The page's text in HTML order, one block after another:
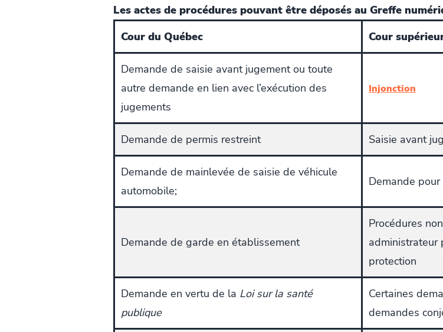
Les actes de procédures pouvant être déposés au Greffe
Cour du Québec
Cour
Demande de saisie avant jugement ou toute
autre demande en lien avec l’exécution des
jugements
Injonction
Demande de permis restreint Saisie avant
Demande de mainlevée de saisie de véhicule
automobile;
Demande
Demande de garde en établissement
Procédures
administrateur
protection
Demande en vertu de la Loi sur la santé
publique
Certaines
demandes